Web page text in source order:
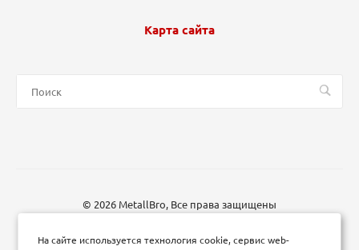
Карта сайта
© 2026 MetallBro, Все права защищены
На сайте используется технология cookie, сервис web-